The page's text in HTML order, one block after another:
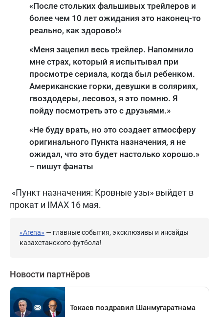
«После стольких фальшивых трейлеров и
более чем 10 лет ожидания это наконец-то
реально, как здорово!»
«Меня зацепил весь трейлер. Напомнило
мне страх, который я испытывал при
просмотре сериала, когда был ребенком.
Американские горки, девушки в соляриях,
гвоздодеры, лесовоз, я это помню. Я
пойду посмотреть это с друзьями.»
«Не буду врать, но это создает атмосферу
оригинального Пункта назначения, я не
ожидал, что это будет настолько хорошо.»
– пишут фанаты
«Пункт назначения: Кровные узы» выйдет в
прокат и IMAX 16 мая.
«Arena» — главные события, эксклюзивы и инсайды
казахстанского футбола!